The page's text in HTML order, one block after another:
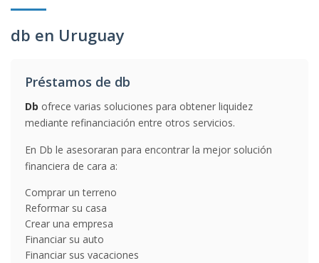
db en Uruguay
Préstamos de db
Db ofrece varias soluciones para obtener liquidez
mediante refinanciación entre otros servicios.
En Db le asesoraran para encontrar la mejor solución
financiera de cara a:
Comprar un terreno
Reformar su casa
Crear una empresa
Financiar su auto
Financiar sus vacaciones